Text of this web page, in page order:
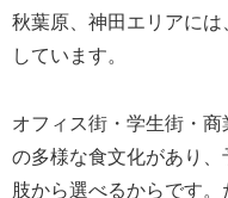
秋葉原、神田エリアに
しています。
オフィス街・学生街・
の多様な食文化があり
肢から選べるからです